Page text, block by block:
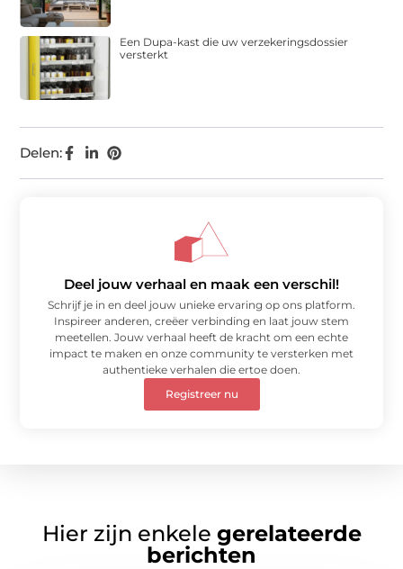
Delen:
Een Dupa-kast die uw verzekeringsdossier
versterkt
Deel jouw verhaal en maak een verschil!
Schrijf je in en deel jouw unieke ervaring op ons platform.
Inspireer anderen, creëer verbinding en laat jouw stem
meetellen. Jouw verhaal heeft de kracht om een echte
impact te maken en onze community te versterken met
authentieke verhalen die ertoe doen.
Registreer nu
Hier zijn enkele gerelateerde
berichten